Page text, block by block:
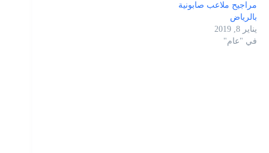
مراجيح ملاعب صابونية
بالرياض
يناير 8, 2019
في "عام"